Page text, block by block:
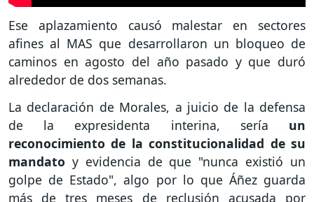
Ese aplazamiento causó malestar en sectores
afines al MAS que desarrollaron un bloqueo de
caminos en agosto del año pasado y que duró
alrededor de dos semanas.
La declaración de Morales, a juicio de la defensa
de la expresidenta interina, sería un
reconocimiento de la constitucionalidad de su
mandato y evidencia de que "nunca existió un
golpe de Estado", algo por lo que Áñez guarda
más de tres meses de reclusión acusada por